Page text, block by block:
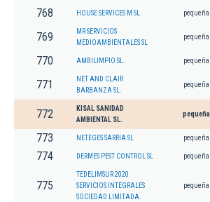
768 HOUSE SERVICES M SL. pequeña
769
MR SERVICIOS
MEDIOAMBIENTALES SL
pequeña
770 AMBILIMPIO SL. pequeña
771
NET AND CLAIR
BARBANZA SL.
pequeña
772
KISAL SANIDAD
AMBIENTAL SL.
pequeña
773 NETEGES SARRIA SL pequeña
774 DERMES PEST CONTROL SL pequeña
775
TEDELIMSUR 2020
SERVICIOS INTEGRALES
SOCIEDAD LIMITADA.
pequeña